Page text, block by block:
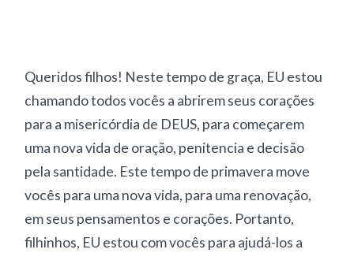
Queridos filhos! Neste tempo de graça, EU estou
chamando todos vocês a abrirem seus corações
para a misericórdia de DEUS, para começarem
uma nova vida de oração, penitencia e decisão
pela santidade. Este tempo de primavera move
vocês para uma nova vida, para uma renovação,
em seus pensamentos e corações. Portanto,
filhinhos, EU estou com vocês para ajudá-los a